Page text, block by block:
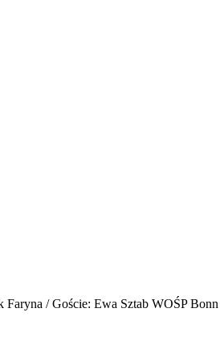
Faryna / Goście: Ewa Sztab WOŚP Bonn